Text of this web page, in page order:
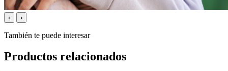
‹ ›
También te puede interesar
Productos relacionados